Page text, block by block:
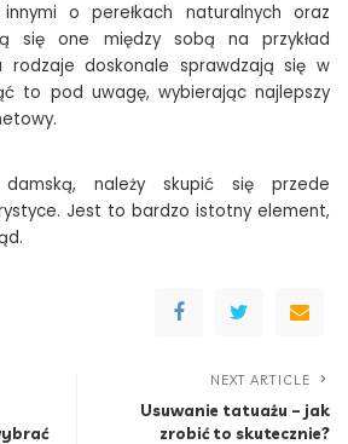
o perełkach naturalnych oraz
się one między sobą na przykład
rodzaje doskonale sprawdzają się w
to pod uwagę, wybierając najlepszy
damską, należy skupić się przede
Jest to bardzo istotny element,
NEXT ARTICLE
Usuwanie tatuażu – jak
zrobić to skutecznie?